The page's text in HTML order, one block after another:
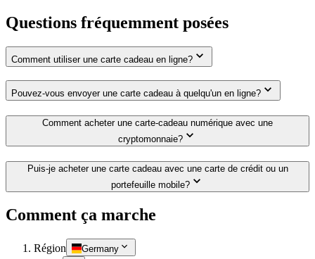
Questions fréquemment posées
Comment utiliser une carte cadeau en ligne?
Pouvez-vous envoyer une carte cadeau à quelqu'un en ligne?
Comment acheter une carte-cadeau numérique avec une
cryptomonnaie?
Puis-je acheter une carte cadeau avec une carte de crédit ou un
portefeuille mobile?
Comment ça marche
Région Germany